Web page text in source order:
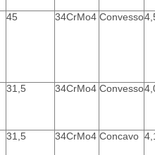
45 34CrMo4 Convesso
31,5 34CrMo4 Convesso
31,5 34CrMo4 Concavo